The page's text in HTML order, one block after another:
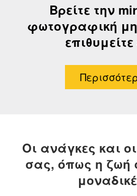
Βρείτε την
φωτογραφική
Οι ανάγκες και
σας, όπως η ζωή